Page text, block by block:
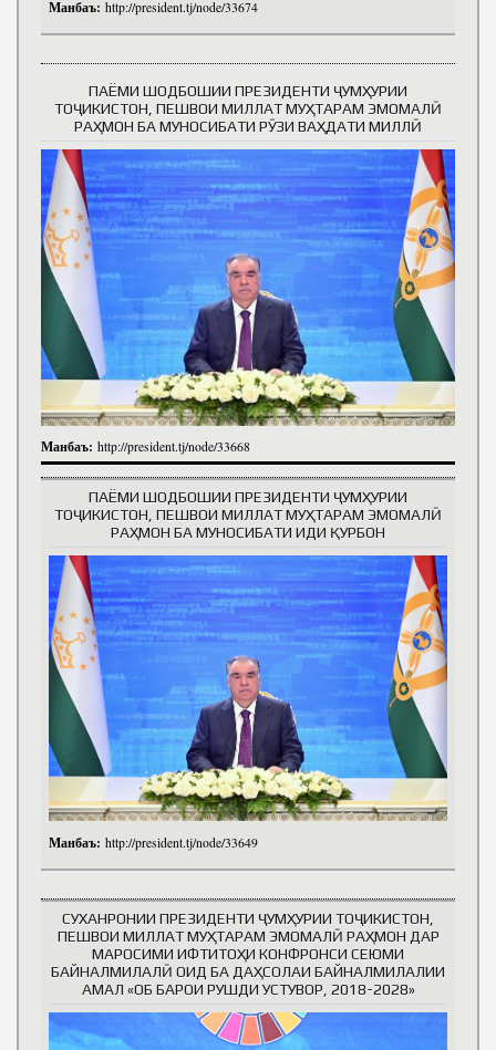
Манбаъ: http://president.tj/node/33674
ПАЁМИ ШОДБОШИИ ПРЕЗИДЕНТИ ҶУМҲУРИИ
ТОҶИКИСТОН, ПЕШВОИ МИЛЛАТ МУҲТАРАМ ЭМОМАЛӢ
РАҲМОН БА МУНОСИБАТИ РӮЗИ ВАҲДАТИ МИЛЛӢ
Манбаъ: http://president.tj/node/33668
ПАЁМИ ШОДБОШИИ ПРЕЗИДЕНТИ ҶУМҲУРИИ
ТОҶИКИСТОН, ПЕШВОИ МИЛЛАТ МУҲТАРАМ ЭМОМАЛӢ
РАҲМОН БА МУНОСИБАТИ ИДИ ҚУРБОН
Манбаъ: http://president.tj/node/33649
СУХАНРОНИИ ПРЕЗИДЕНТИ ҶУМҲУРИИ ТОҶИКИСТОН,
ПЕШВОИ МИЛЛАТ МУҲТАРАМ ЭМОМАЛӢ РАҲМОН ДАР
МАРОСИМИ ИФТИТОҲИ КОНФРОНСИ СЕЮМИ
БАЙНАЛМИЛАЛӢ ОИД БА ДАҲСОЛАИ БАЙНАЛМИЛАЛИИ
АМАЛ «ОБ БАРОИ РУШДИ УСТУВОР, 2018-2028»